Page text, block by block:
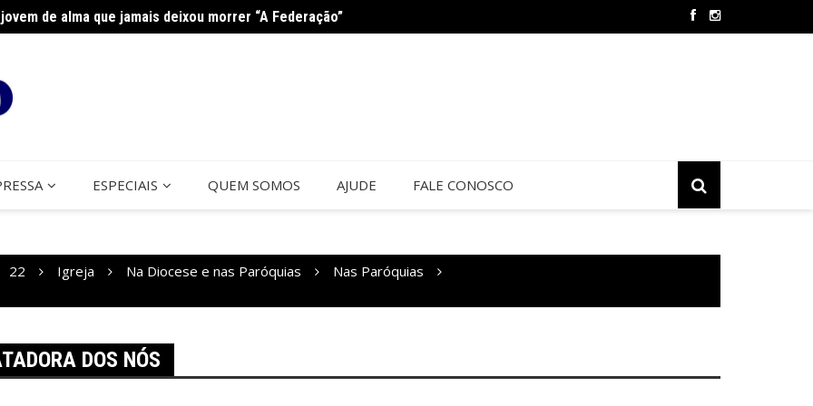
de alma que jamais deixou morrer “A Federação”
ESPECIAIS QUEM SOMOS AJUDE FALE CONOSCO
22 Igreja Na Diocese e nas Paróquias
Nas Paróquias
DOS NÓS